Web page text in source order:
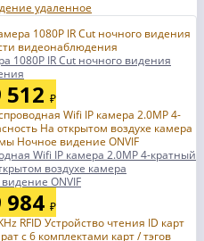
1080P IR Cut ночного видения
512 ₽
Wifi IP камера 2.0MP 4-кратный
воздухе камера
ONVIF
984 ₽